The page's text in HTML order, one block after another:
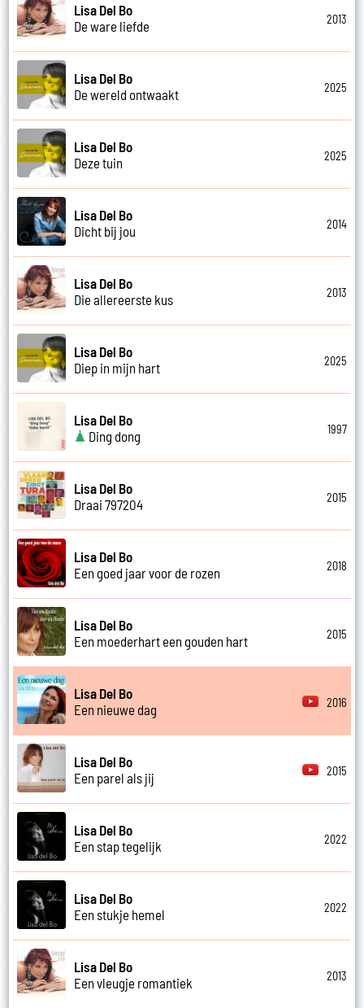
Lisa Del Bo
De ware liefde
2013
Lisa Del Bo
De wereld ontwaakt
2025
Lisa Del Bo
Deze tuin
2025
Lisa Del Bo
Dicht bij jou
2014
Lisa Del Bo
Die allereerste kus
2013
Lisa Del Bo
Diep in mijn hart
2025
Lisa Del Bo
Ding dong
1997
Lisa Del Bo
Draai 797204
2015
Lisa Del Bo
Een goed jaar voor de rozen
2018
Lisa Del Bo
Een moederhart een gouden hart
2015
Lisa Del Bo
Een nieuwe dag
2016
Lisa Del Bo
Een parel als jij
2015
Lisa Del Bo
Een stap tegelijk
2022
Lisa Del Bo
Een stukje hemel
2022
Lisa Del Bo
Een vleugje romantiek
2013